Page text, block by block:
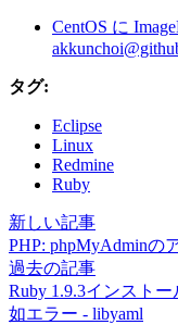
CentOS に
タグ:
Eclipse
Linux
Redmine
Ruby
新しい記事
PHP: phpMyAdminの
過去の記事
Ruby 1.9.3インスト
如エラー - libyaml